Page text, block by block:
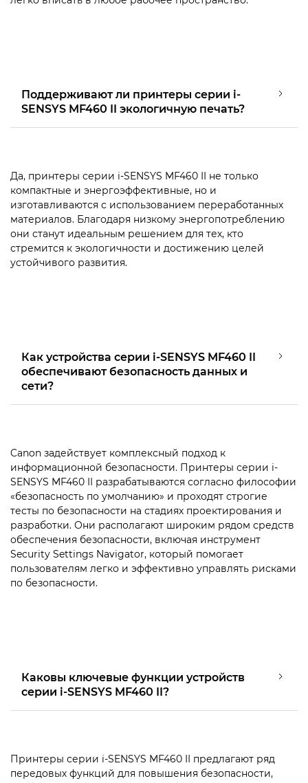
Поддерживают ли принтеры серии i-
SENSYS MF460 II экологичную печать?
Да, принтеры серии i-SENSYS MF460 II не только
компактные и энергоэффективные, но и
изготавливаются с использованием переработанных
материалов. Благодаря низкому энергопотреблению
они станут идеальным решением для тех, кто
стремится к экологичности и достижению целей
устойчивого развития.
Как устройства серии i-SENSYS MF460 II
обеспечивают безопасность данных и
сети?
Canon задействует комплексный подход к
информационной безопасности. Принтеры серии i-
SENSYS MF460 II разрабатываются согласно философии
«безопасность по умолчанию» и проходят строгие
тесты по безопасности на стадиях проектирования и
разработки. Они располагают широким рядом средств
обеспечения безопасности, включая ­инструмент
Security Settings Navigator, который помогает
пользователям легко и эффективно управлять рисками
по безопасности.
Каковы ключевые функции устройств
серии i-SENSYS MF460 II?
Принтеры серии i-SENSYS MF460 II предлагают ряд
передовых функций для повышения безопасности,